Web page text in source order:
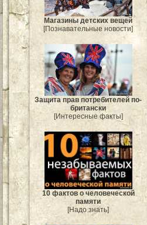
Магазины детских вещей
[Познавательные новости]
Защита прав потребителей по-
британски
[Интересные факты]
10 фактов о человеческой
памяти
[Надо знать]